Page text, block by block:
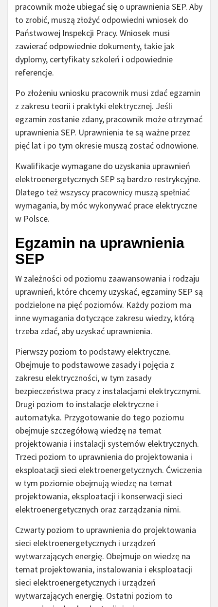
pracownik może ubiegać się o uprawnienia SEP. Aby
to zrobić, muszą złożyć odpowiedni wniosek do
Państwowej Inspekcji Pracy. Wniosek musi
zawierać odpowiednie dokumenty, takie jak
dyplomy, certyfikaty szkoleń i odpowiednie
referencje.
Po złożeniu wniosku pracownik musi zdać egzamin
z zakresu teorii i praktyki elektrycznej. Jeśli
egzamin zostanie zdany, pracownik może otrzymać
uprawnienia SEP. Uprawnienia te są ważne przez
pięć lat i po tym okresie muszą zostać odnowione.
Kwalifikacje wymagane do uzyskania uprawnień
elektroenergetycznych SEP są bardzo restrykcyjne.
Dlatego też wszyscy pracownicy muszą spełniać
wymagania, by móc wykonywać prace elektryczne
w Polsce.
Egzamin na uprawnienia
SEP
W zależności od poziomu zaawansowania i rodzaju
uprawnień, które chcemy uzyskać, egzaminy SEP są
podzielone na pięć poziomów. Każdy poziom ma
inne wymagania dotyczące zakresu wiedzy, którą
trzeba zdać, aby uzyskać uprawnienia.
Pierwszy poziom to podstawy elektryczne.
Obejmuje to podstawowe zasady i pojęcia z
zakresu elektryczności, w tym zasady
bezpieczeństwa pracy z instalacjami elektrycznymi.
Drugi poziom to instalacje elektryczne i
automatyka. Przygotowanie do tego poziomu
obejmuje szczegółową wiedzę na temat
projektowania i instalacji systemów elektrycznych.
Trzeci poziom to uprawnienia do projektowania i
eksploatacji sieci elektroenergetycznych. Ćwiczenia
w tym poziomie obejmują wiedzę na temat
projektowania, eksploatacji i konserwacji sieci
elektroenergetycznych oraz zarządzania nimi.
Czwarty poziom to uprawnienia do projektowania
sieci elektroenergetycznych i urządzeń
wytwarzających energię. Obejmuje on wiedzę na
temat projektowania, instalowania i eksploatacji
sieci elektroenergetycznych i urządzeń
wytwarzających energię. Ostatni poziom to